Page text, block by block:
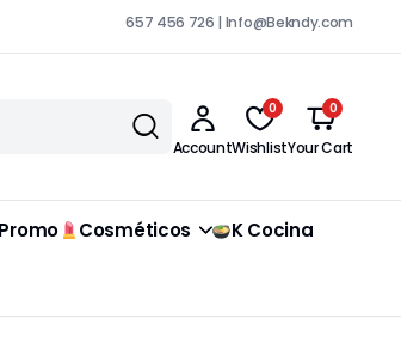
657 456 726 | Info@Bekndy.com
Account
0
Wishlist
0
Your Cart
Promo Cosméticos K Cocina